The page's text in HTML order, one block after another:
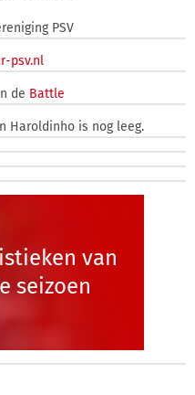
PSV
psv.nl
de Battle
Haroldinho is nog leeg.
van
seizoen